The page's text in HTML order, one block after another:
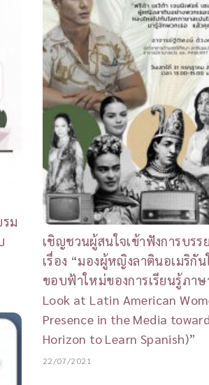
ม
เชิญชวนผู้สนใจเข้าฟังการบรร
เรื่อง “มองผู้หญิงลาตินอเมริกั
ขอบฟ้าใหม่ของการเรียนรู้ภาษ
Look at Latin American
Presence in the Media
Horizon to Learn Spanish)”
22/07/2021